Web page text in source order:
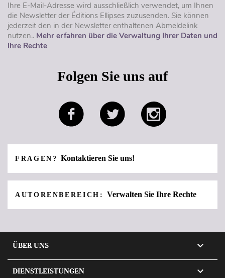
Ihre E-Mail-Adresse wird ausschließlich verwendet, um Ihnen
die Newsletter der Éditions Ellipses zuzusenden. Sie können
jederzeit den in der Newsletter enthaltenen Abmeldelink
nutzen.. Mehr erfahren über die Verwaltung Ihrer Daten und
Ihre Rechte
Folgen Sie uns auf
FRAGEN?Kontaktieren Sie uns!
AUTORENBEREICH: Verwalten Sie Ihre Rechte
ÜBER UNS 
DIENSTLEISTUNGEN 